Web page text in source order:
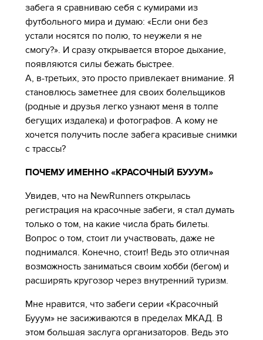
забега я сравниваю себя с кумирами из
футбольного мира и думаю: «Если они без
устали носятся по полю, то неужели я не
смогу?». И сразу открывается второе дыхание,
появляются силы бежать быстрее.
А, в-третьих, это просто привлекает внимание. Я
становлюсь заметнее для своих болельщиков
(родные и друзья легко узнают меня в толпе
бегущих издалека) и фотографов. А кому не
хочется получить после забега красивые снимки
с трассы?
ПОЧЕМУ ИМЕННО «КРАСОЧНЫЙ БУУУМ»
Увидев, что на NewRunners открылась
регистрация на красочные забеги, я стал думать
только о том, на какие числа брать билеты.
Вопрос о том, стоит ли участвовать, даже не
поднимался. Конечно, стоит! Ведь это отличная
возможность заниматься своим хобби (бегом) и
расширять кругозор через внутренний туризм.
Мне нравится, что забеги серии «Красочный
Бууум» не засиживаются в пределах МКАД. В
этом большая заслуга организаторов. Ведь это